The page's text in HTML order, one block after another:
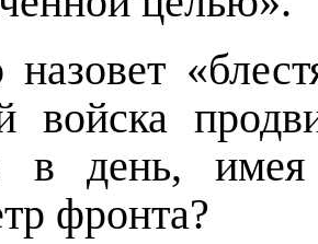
войска
в день,
фронта?